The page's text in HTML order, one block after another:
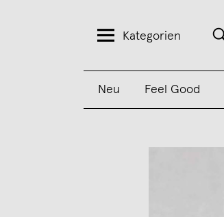
Kategorien
Neu Feel Good